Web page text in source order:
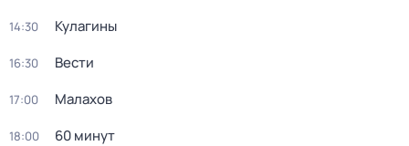
14:30 Кулагины
16:30 Вести
17:00 Малахов
18:00 60 минут